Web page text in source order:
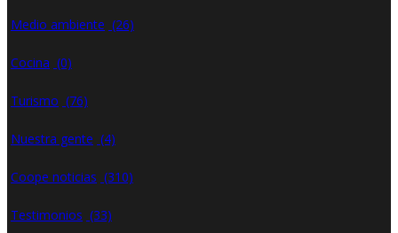
Medio ambiente (26)
Cocina (0)
Turismo (76)
Nuestra gente (4)
Coope noticias (310)
Testimonios (33)